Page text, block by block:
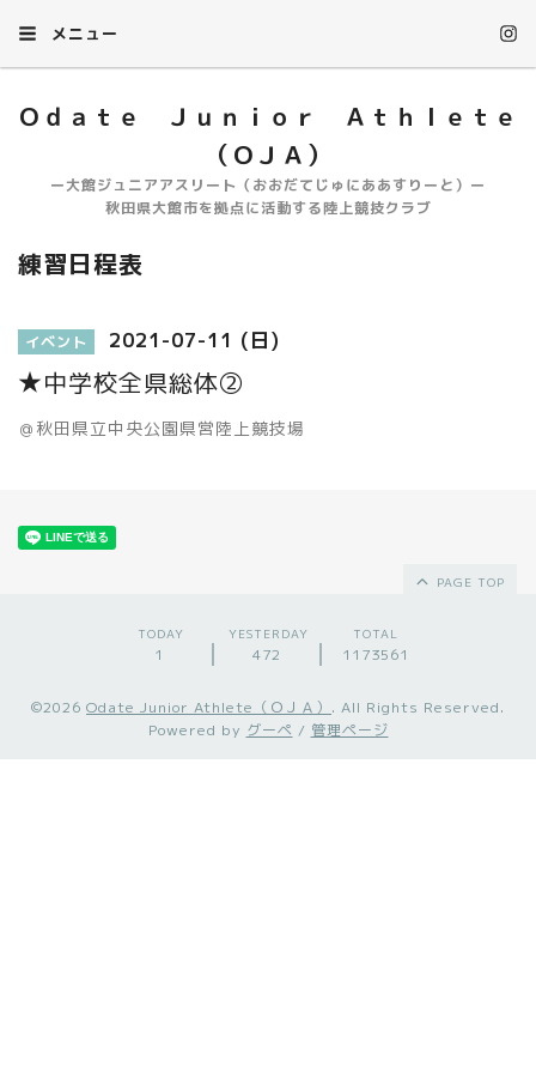
メニュー
Ｏｄａｔｅ Ｊｕｎｉｏｒ Ａｔｈｌｅｔｅ
（ＯＪＡ）
ー大館ジュニアアスリート（おおだてじゅにああすりーと）ー
秋田県大館市を拠点に活動する陸上競技クラブ
練習日程表
イベント 2021-07-11 (日)
★中学校全県総体②
＠秋田県立中央公園県営陸上競技場
PAGE TOP
TODAY
1
YESTERDAY
472
TOTAL
1173561
©2026 Odate Junior Athlete（ＯＪＡ） . All Rights Reserved.
Powered by グーペ / 管理ページ